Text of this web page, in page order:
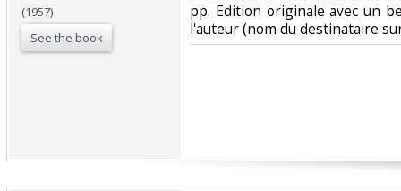
(1957)
See the book
pp. Edition originale avec un
l'auteur (nom du destinataire